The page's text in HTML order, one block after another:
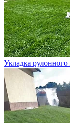
Укладка рулонного